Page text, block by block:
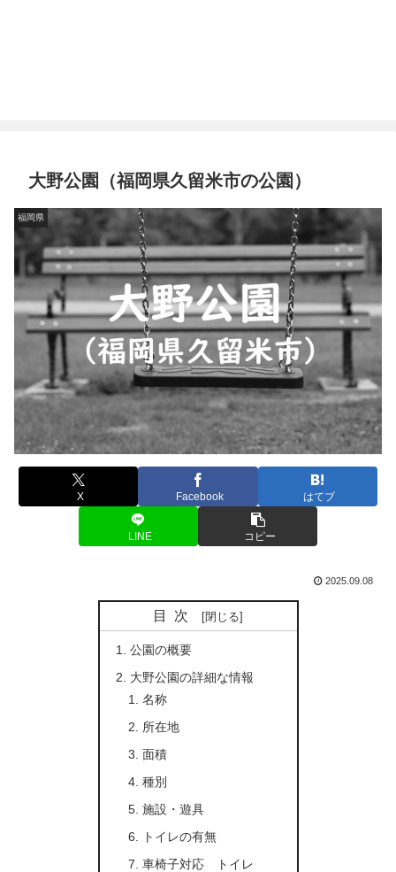
大野公園（福岡県久留米市の公園）
福岡県
X Facebook はてブ
LINE コピー
2025.09.08
目次
公園の概要
大野公園の詳細な情報
名称
所在地
面積
種別
施設・遊具
トイレの有無
車椅子対応 トイレ